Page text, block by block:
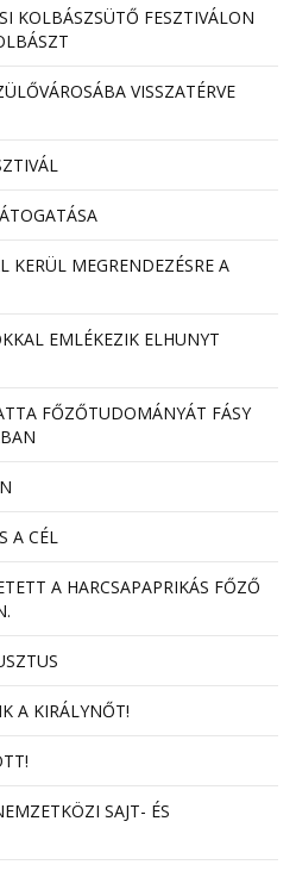
KOLBÁSZSÜTŐ FESZTIVÁLON
VISSZATÉRVE
KERÜL MEGRENDEZÉSRE A
EMLÉKEZIK ELHUNYT
FŐZŐTUDOMÁNYÁT FÁSY
A CÉL
A HARCSAPAPRIKÁS FŐZŐ
A KIRÁLYNŐT!
SAJT- ÉS